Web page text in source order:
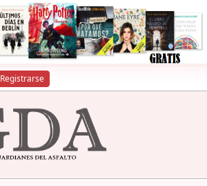
Registrarse